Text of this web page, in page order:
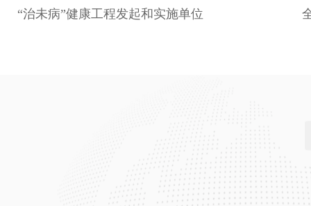
“治未病”健康工程发起和实施单位